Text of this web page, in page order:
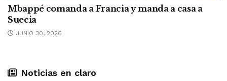
Mbappé comanda a Francia y manda a casa a
Suecia
JUNIO 30, 2026
Noticias en claro